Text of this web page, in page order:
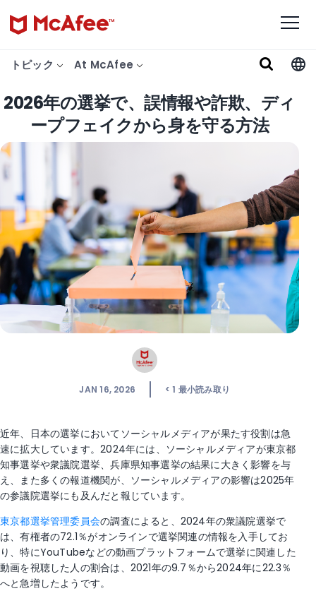
トピック At McAfee
2026年の選挙で、誤情報や詐欺、ディ
ープフェイクから身を守る方法
JAN 16, 2026 < 1 最小読み取り
近年、日本の選挙においてソーシャルメディアが果たす役割は急
速に拡大しています。2024年には、ソーシャルメディアが東京都
知事選挙や衆議院選挙、兵庫県知事選挙の結果に大きく影響を与
え、また多くの報道機関が、ソーシャルメディアの影響は2025年
の参議院選挙にも及んだと報じています。
東京都選挙管理委員会の調査によると、2024年の衆議院選挙で
は、有権者の72.1％がオンラインで選挙関連の情報を入手してお
り、特にYouTubeなどの動画プラットフォームで選挙に関連した
動画を視聴した人の割合は、2021年の9.7％から2024年に22.3％
へと急増したようです。